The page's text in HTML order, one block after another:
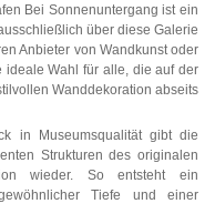
Bei Sonnenuntergang ist ein
über diese Galerie
Anbieter von Wandkunst oder
Wahl für alle, die auf der
Wanddekoration abseits
in Museumsqualität gibt die
Strukturen des originalen
wieder. So entsteht ein
Tiefe und einer